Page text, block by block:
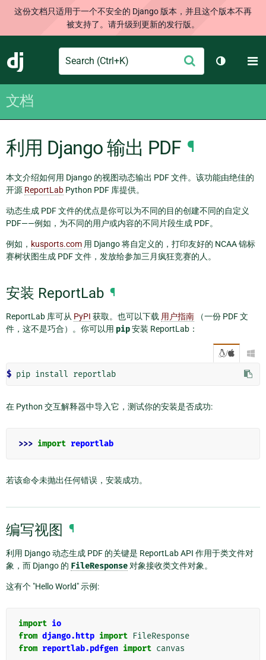
这份文档只适用于一个不安全的 Django 版本，并且这个版本不再
被支持了。请升级到更新的发行版。
Django
Search
交
切换主题
文档
利用 Django 输出 PDF ¶
本文介绍如何用 Django 的视图动态输出 PDF 文件。该功能由绝佳的
开源 ReportLab Python PDF 库提供。
动态生成 PDF 文件的优点是你可以为不同的目的创建不同的自定义
PDF——例如，为不同的用户或内容的不同片段生成 PDF。
例如， kusports.com 用 Django 将自定义的，打印友好的 NCAA 锦标
赛树状图生成 PDF 文件，发放给参加三月疯狂竞赛的人。
安装 ReportLab ¶
ReportLab 库可从 PyPI 获取。也可以下载 用户指南 （一份 PDF 文
件，这不是巧合）。你可以用 pip安装 ReportLab：
/ 
$
在 Python 交互解释器中导入它，测试你的安装是否成功:
>>> import reportlab
若该命令未抛出任何错误，安装成功。
编写视图 ¶
利用 Django 动态生成 PDF 的关键是 ReportLab API 作用于类文件对
象，而 Django 的 FileResponse 对象接收类文件对象。
这有个 "Hello World" 示例:
import io
from django.http import FileResponse
from reportlab.pdfgen import canvas